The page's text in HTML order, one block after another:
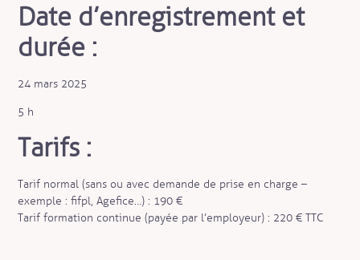
Date d’enregistrement et
durée :
24 mars 2025
5 h
Tarifs :
Tarif normal (sans ou avec demande de prise en charge –
exemple : fifpl, Agefice…) : 190 €
Tarif formation continue (payée par l’employeur) : 220 € TTC